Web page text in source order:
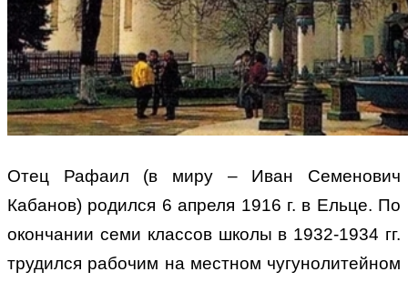
Отец Рафаил (в миру – Иван Семенович
Кабанов) родился 6 апреля 1916 г. в Ельце. По
окончании семи классов школы в 1932-1934 гг.
трудился рабочим на местном чугунолитейном